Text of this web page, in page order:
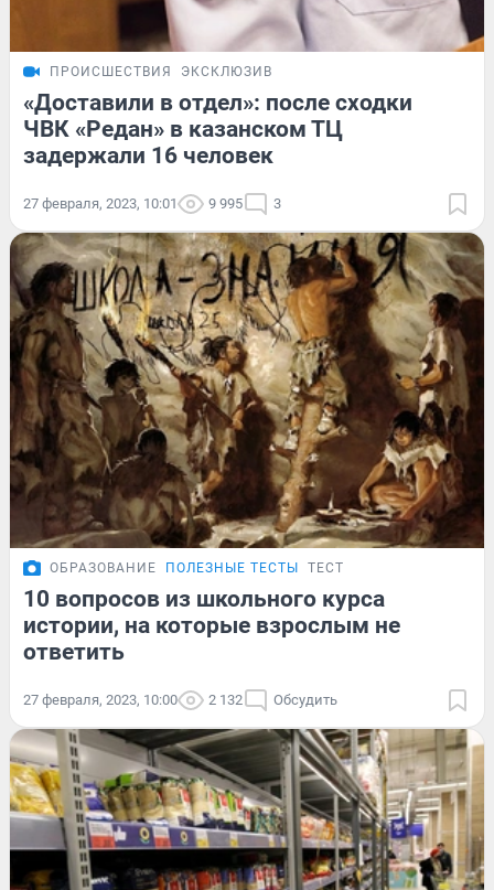
ПРОИСШЕСТВИЯ ЭКСКЛЮЗИВ
«Доставили в отдел»: после сходки
ЧВК «Редан» в казанском ТЦ
задержали 16 человек
27 февраля, 2023, 10:01 9 995 3
ОБРАЗОВАНИЕ ПОЛЕЗНЫЕ ТЕСТЫ ТЕСТ
10 вопросов из школьного курса
истории, на которые взрослым не
ответить
27 февраля, 2023, 10:00 2 132 Обсудить